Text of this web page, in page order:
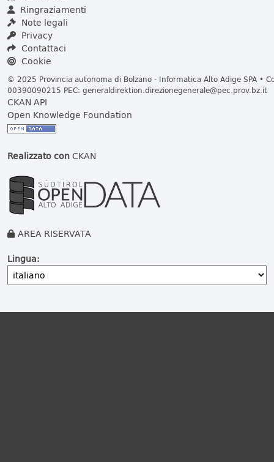
Ringraziamenti
Note legali
Privacy
Contattaci
Cookie
© 2025 Provincia autonoma di Bolzano - Informatica Alto Adige SPA •
00390090215 PEC: generaldirektion.direzionegenerale@pec.prov.bz.it
CKAN API
Open Knowledge Foundation
Realizzato conCKAN
AREA RISERVATA
Lingua